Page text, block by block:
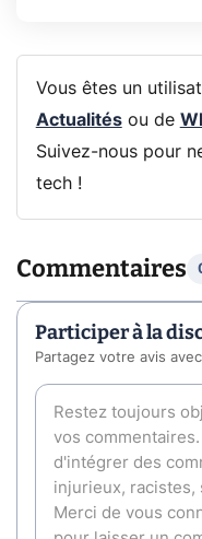
Vous êtes un
Actualitésou de
Suivez-nous pour
tech !
Commentaires
Participer à la
Partagez votre avis